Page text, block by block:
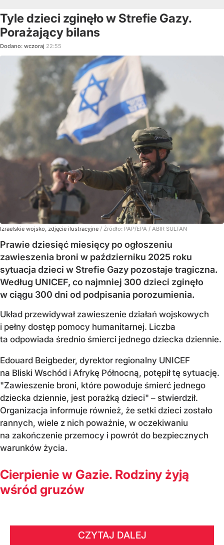
Tyle dzieci zginęło w Strefie Gazy.
Porażający bilans
Dodano: wczoraj 22:55
Izraelskie wojsko, zdjęcie ilustracyjne / Źródło: PAP/EPA / ABIR SULTAN
Prawie dziesięć miesięcy po ogłoszeniu
zawieszenia broni w październiku 2025 roku
sytuacja dzieci w Strefie Gazy pozostaje tragiczna.
Według UNICEF, co najmniej 300 dzieci zginęło
w ciągu 300 dni od podpisania porozumienia.
Układ przewidywał zawieszenie działań wojskowych
i pełny dostęp pomocy humanitarnej. Liczba
ta odpowiada średnio śmierci jednego dziecka dziennie.
Edouard Beigbeder, dyrektor regionalny UNICEF
na Bliski Wschód i Afrykę Północną, potępił tę sytuację.
"Zawieszenie broni, które powoduje śmierć jednego
dziecka dziennie, jest porażką dzieci" – stwierdził.
Organizacja informuje również, że setki dzieci zostało
rannych, wiele z nich poważnie, w oczekiwaniu
na zakończenie przemocy i powrót do bezpiecznych
warunków życia.
Cierpienie w Gazie. Rodziny żyją
wśród gruzów
CZYTAJ DALEJ